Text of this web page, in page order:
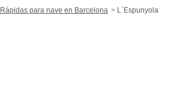
Rápidas para nave en Barcelona L´Espunyola